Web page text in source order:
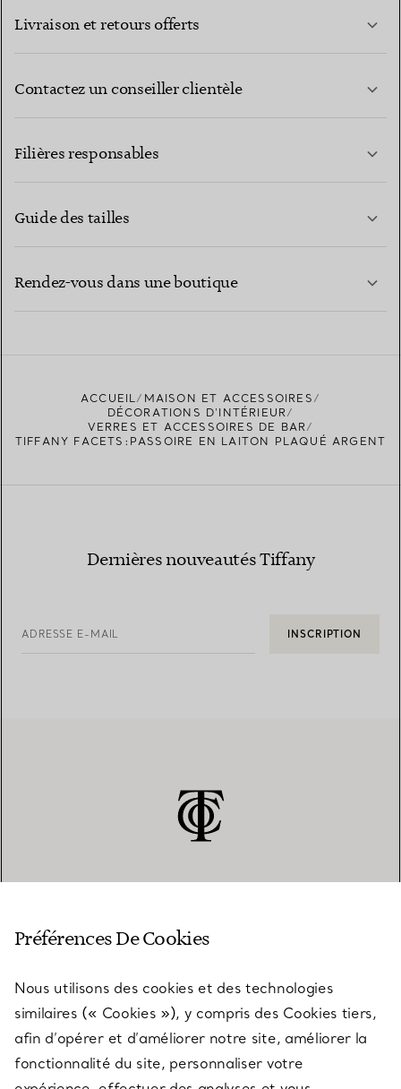
Livraison et retours offerts
Contactez un conseiller clientèle
Filières responsables
Guide des tailles
Rendez-vous dans une boutique
TROUVEZ LA BOUTIQUE LA PLUS PROCHE
ACCUEIL
MAISON ET ACCESSOIRES
DÉCORATIONS D'INTÉRIEUR
VERRES ET ACCESSOIRES DE BAR
TIFFANY FACETS:PASSOIRE EN LAITON PLAQUÉ ARGENT
Dernières nouveautés Tiffany
ADRESSE E-MAIL INSCRIPTION
SERVICES
À PROPOS
Préférences De Cookies
Nous utilisons des cookies et des technologies
similaires (« Cookies »), y compris des Cookies tiers,
afin d’opérer et d’améliorer notre site, améliorer la
fonctionnalité du site, personnaliser votre